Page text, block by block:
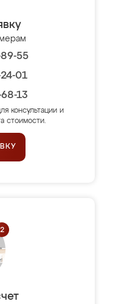
55
01
13
консультации и
стоимости.